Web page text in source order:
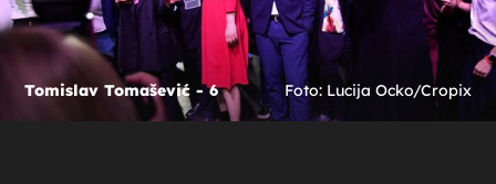
Tomislav Tomašević - 6 Foto: Lucija Ocko/Cropix